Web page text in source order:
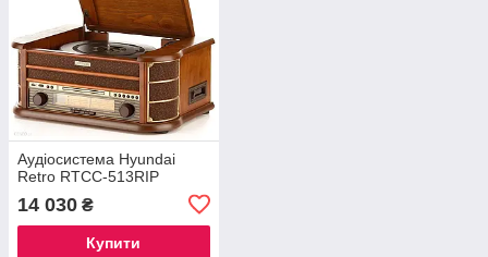
Аудіосистема Hyundai
Retro RTCC-513RIP
14 030 ₴
Купити